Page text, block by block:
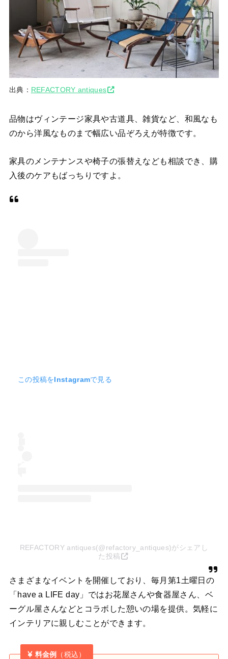
出典： REFACTORY antiques
品物はヴィンテージ家具や古道具、雑貨など、和風なも
のから洋風なものまで幅広い品ぞろえが特徴です。
家具のメンテナンスや椅子の張替えなども相談でき、購
入後のケアもばっちりですよ。
この投稿をInstagramで見る
REFACTORY antiques(@refactory_antiques)がシェアし
た投稿
さまざまなイベントを開催しており、毎月第1土曜日の
「have a LIFE day」ではお花屋さんや食器屋さん、ベ
ーグル屋さんなどとコラボした憩いの場を提供。気軽に
インテリアに親しむことができます。
料金例 （税込）